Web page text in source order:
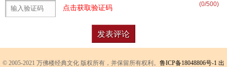
(0/500)
点击获取验证码
© 2005-2021 万佛楼经典文化 版权所有，并保留所有权利。 鲁ICP备18048806号-1 出